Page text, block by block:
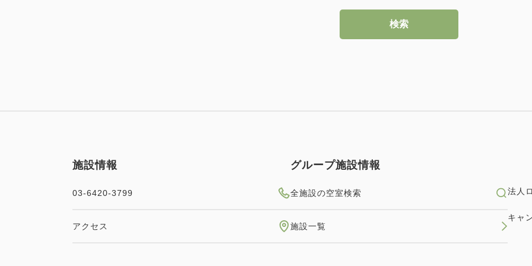
検索
施設情報
03-6420-3799
アクセス
グループ施設情報
全施設の空室検索
施設一覧
法人
キャ